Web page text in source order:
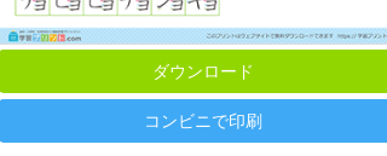
ダウンロード
コンビニで印刷